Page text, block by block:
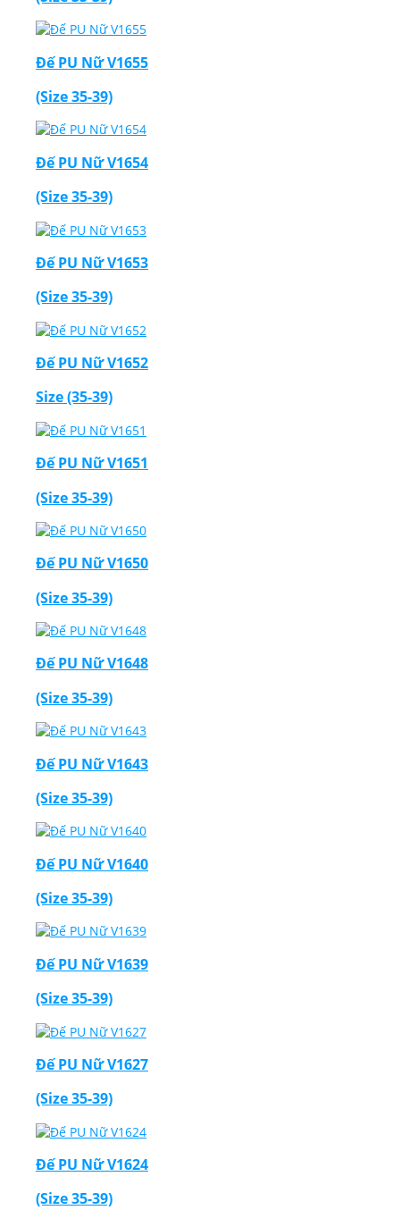
Đế PU Nữ V1655
(Size 35-39)
Đế PU Nữ V1654
(Size 35-39)
Đế PU Nữ V1653
(Size 35-39)
Đế PU Nữ V1652
Size (35-39)
Đế PU Nữ V1651
(Size 35-39)
Đế PU Nữ V1650
(Size 35-39)
Đế PU Nữ V1648
(Size 35-39)
Đế PU Nữ V1643
(Size 35-39)
Đế PU Nữ V1640
(Size 35-39)
Đế PU Nữ V1639
(Size 35-39)
Đế PU Nữ V1627
(Size 35-39)
Đế PU Nữ V1624
(Size 35-39)